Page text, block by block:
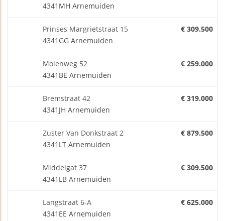
4341MH Arnemuiden
Prinses Margrietstraat 15
4341GG Arnemuiden
€ 309.500
Molenweg 52
4341BE Arnemuiden
€ 259.000
Bremstraat 42
4341JH Arnemuiden
€ 319.000
Zuster Van Donkstraat 2
4341LT Arnemuiden
€ 879.500
Middelgat 37
4341LB Arnemuiden
€ 309.500
Langstraat 6-A
4341EE Arnemuiden
€ 625.000